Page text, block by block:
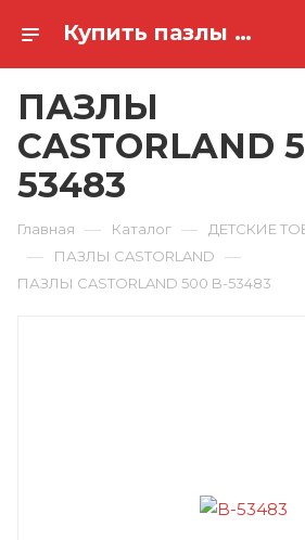
Купить пазлы castorland 500 B-53483 в Ростове-на-Дону
ПАЗЛЫ
CASTORLAND
53483
Главная — Каталог — ДЕТСКИЕ
— ПАЗЛЫ CASTORLAND —
ПАЗЛЫ CASTORLAND 500 B-53483